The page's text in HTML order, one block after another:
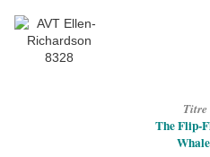
Titre
The Flip-